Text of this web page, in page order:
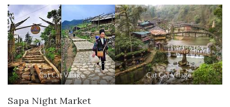
Cat Cat Village Cat Cat Village
Sapa Night Market